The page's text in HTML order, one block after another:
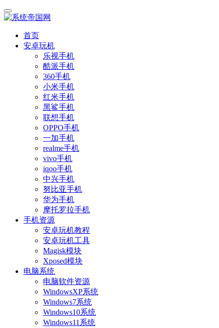
首页
安卓玩机
乐视手机
酷派手机
360手机
小米手机
红米手机
黑鲨手机
联想手机
OPPO手机
一加手机
realme手机
vivo手机
iqoo手机
中兴手机
努比亚手机
华为手机
摩托罗拉手机
手机资源
安卓玩机教程
安卓玩机工具
Magisk模块
Xposed模块
电脑系统
电脑软件资源
WindowsXP系统
Windows7系统
Windows10系统
Windows11系统